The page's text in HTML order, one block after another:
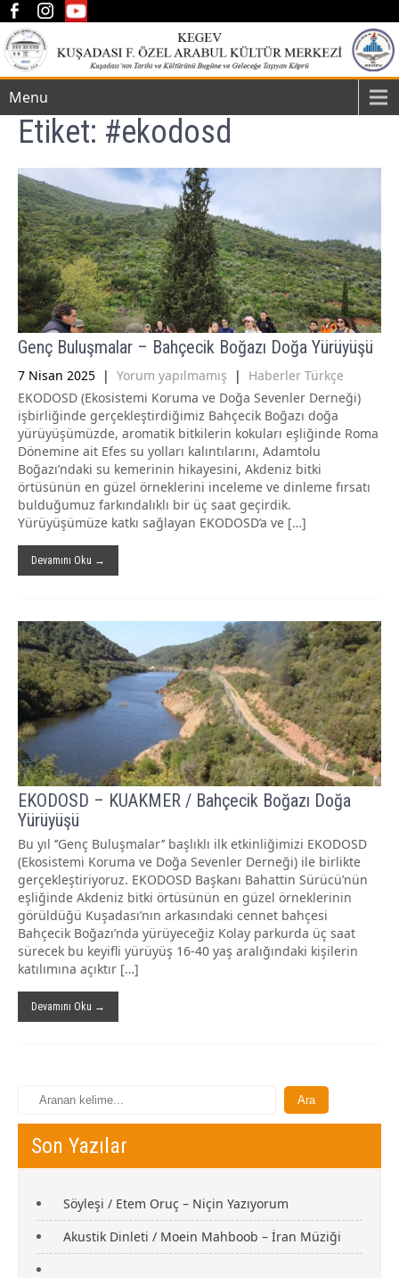
Menu
Etiket: #ekodosd
Genç Buluşmalar – Bahçecik Boğazı Doğa Yürüyüşü
7 Nisan 2025 | Yorum yapılmamış | Haberler Türkçe
EKODOSD (Ekosistemi Koruma ve Doğa Sevenler Derneği)
işbirliğinde gerçekleştirdiğimiz Bahçecik Boğazı doğa
yürüyüşümüzde, aromatik bitkilerin kokuları eşliğinde Roma
Dönemine ait Efes su yolları kalıntılarını, Adamtolu
Boğazı’ndaki su kemerinin hikayesini, Akdeniz bitki
örtüsünün en güzel örneklerini inceleme ve dinleme fırsatı
bulduğumuz farkındalıklı bir üç saat geçirdik.
Yürüyüşümüze katkı sağlayan EKODOSD’a ve […]
Devamını Oku →
EKODOSD – KUAKMER / Bahçecik Boğazı Doğa
Yürüyüşü
Bu yıl ‘’Genç Buluşmalar’’ başlıklı ilk etkinliğimizi EKODOSD
(Ekosistemi Koruma ve Doğa Sevenler Derneği) ile birlikte
gerçekleştiriyoruz. EKODOSD Başkanı Bahattin Sürücü’nün
eşliğinde Akdeniz bitki örtüsünün en güzel örneklerinin
görüldüğü Kuşadası’nın arkasındaki cennet bahçesi
Bahçecik Boğazı’nda yürüyeceğiz Kolay parkurda üç saat
sürecek bu keyifli yürüyüş 16-40 yaş aralığındaki kişilerin
katılımına açıktır […]
Devamını Oku →
Son Yazılar
Söyleşi / Etem Oruç – Niçin Yazıyorum
Akustik Dinleti / Moein Mahboob – İran Müziği